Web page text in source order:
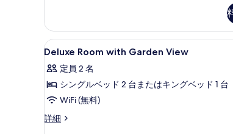
表
示
す
る
詳
細
Deluxe
Room
with
Garden
View
の
高級寝具、ミニバ
6
Deluxe Room with Garden View
定員 2 名
シングルベッド 2 台またはキングベッド 1 台
WiFi (無料)
詳細
Deluxe